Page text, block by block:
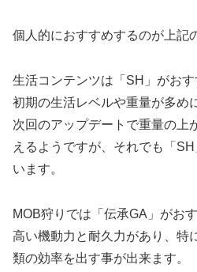
個人的におすすめするのが上記
生活コンテンツは「SH」がおす
初期の生活レベルや重量が多め
次回のアップデートで重量の上
えるようですが、それでも「
います。
MOB狩りでは「伝承GA」がお
高い機動力と耐久力があり、特
類の効率を出す事が出来ます。